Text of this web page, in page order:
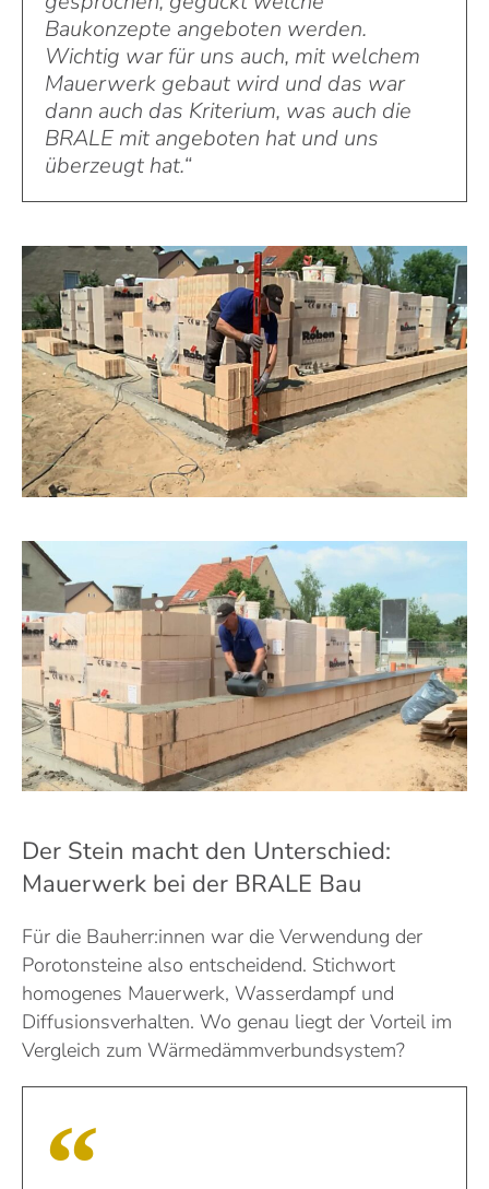
Baukonzepte angeboten werden.
Wichtig war für uns auch, mit welchem
Mauerwerk gebaut wird und das war
dann auch das Kriterium, was auch die
BRALE mit angeboten hat und uns
überzeugt hat.“
Der Stein macht den Unterschied:
Mauerwerk bei der BRALE Bau
Für die Bauherr:innen war die Verwendung der
Porotonsteine also entscheidend. Stichwort
homogenes Mauerwerk, Wasserdampf und
Diffusionsverhalten. Wo genau liegt der Vorteil im
Vergleich zum Wärmedämmverbundsystem?